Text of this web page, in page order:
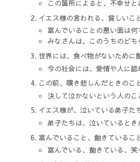
この箇所によると、不幸せと
イエス様の言われる、貧しいこ
富んでいることの悪い面は何
みなさんは、このうちのど
世界には、食べ物がないために
今の社会には、愛情や人に
この前、嘆き悲しんだときのこ
決して泣かないという人の
イエス様が、泣いている弟子た
弟子たちは、泣いているとき
富んでいること、飽きているこ
富んでいる、飽きている、